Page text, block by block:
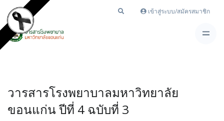
เข้าสู่ระบบ/สมัครสมาชิก
วารสารโรงพยาบาลมหาวิทยาลัย
ขอนแก่น ปีที่ 4 ฉบับที่ 3